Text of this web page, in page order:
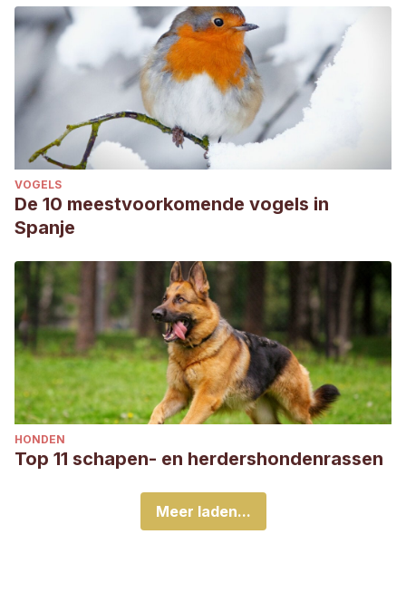
VOGELS
De 10 meestvoorkomende vogels in
Spanje
HONDEN
Top 11 schapen- en herdershondenrassen
Meer laden...